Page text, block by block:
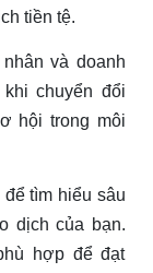
tiền tệ.
và doanh
chuyển đổi
hội trong môi
tìm hiểu sâu
dịch của bạn.
hợp để đạt